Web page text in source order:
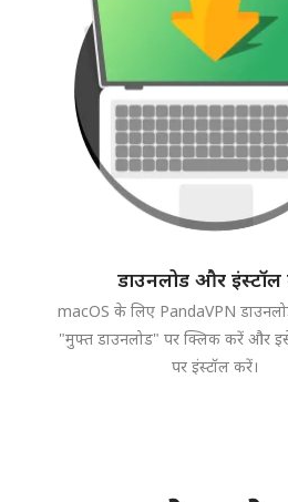
डाउनलोड और
macOS के लिए PandaVPN
"मुफ्त डाउनलोड" पर क्लिक करें और
पर इंस्टॉल करें।